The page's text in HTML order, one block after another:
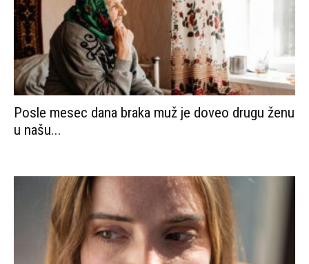
Posle mesec dana braka muž je doveo drugu ženu
u našu...